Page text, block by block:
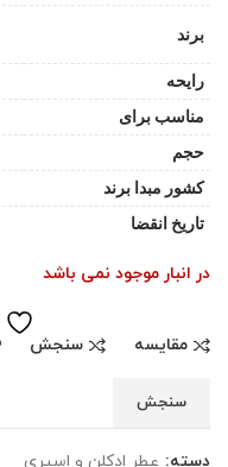
برند
رایحه
مناسب برای
حجم
کشور مبدا برند
تاریخ انقضا
در انبار موجود نمی باشد
مقایسه
سنجش
سنجش
دسته: عطر ادکلن و اسپری